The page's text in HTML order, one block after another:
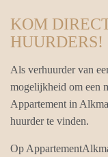
KOM
HUURDERS!
Als verhuurder van
mogelijkheid om een
Appartement in
huurder te vinden.
Op